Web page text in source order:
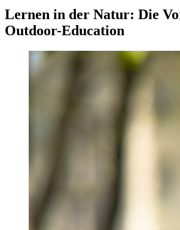
Lernen in der Natur: Die
Outdoor-Education